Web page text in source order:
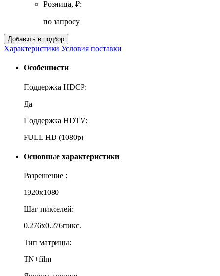
Розница, ₽:
по запросу
Характеристики Условия поставки
Особенности
Поддержка HDCP:
Да
Поддержка HDTV:
FULL HD (1080p)
Основные характеристики
Разрешение :
1920x1080
Шаг пикселей:
0.276x0.276пикс.
Тип матрицы:
TN+film